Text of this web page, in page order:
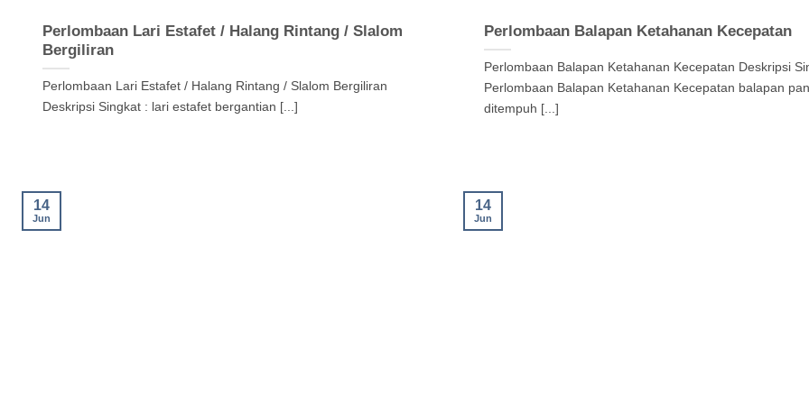
Perlombaan Lari Estafet / Halang Rintang / Slalom
Bergiliran
Perlombaan Lari Estafet / Halang Rintang / Slalom Bergiliran
Deskripsi Singkat : lari estafet bergantian [...]
Perlombaan Balapan Ketahanan Kecepatan
Perlombaan Balapan Ketahanan Kecepatan Deskripsi
Perlombaan Balapan Ketahanan Kecepatan balapan
ditempuh [...]
14
Jun
14
Jun